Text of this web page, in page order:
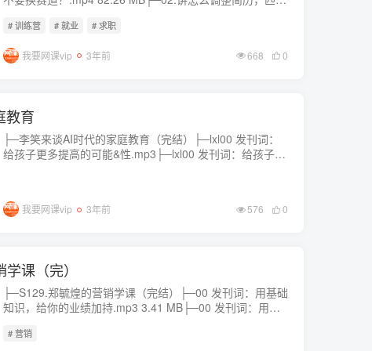
道，获得靠谱推荐？.mp4 8...
# 训练营 # 就业 # 求职
我要网课vip 3年前 668 0
教育
├─李笑来谈AI时代的家庭教育（完结）├─lxl00 发刊词：
给孩子更多提高的可能&性.mp3├─lxl00 发刊词：给孩子更
我要网课vip 3年前 576 0
课（完）
├─S129.郑毓煌的营销学课（完结）├─00 发刊词：用基础
知识，给你的业绩加持.mp3 3.41 MB├─00 发刊词：用基
把握这个理论多、迭代快...
# 营销